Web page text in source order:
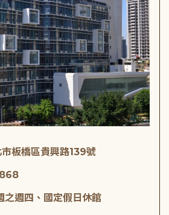
板橋區貴興路139號
之週四、國定假日休館